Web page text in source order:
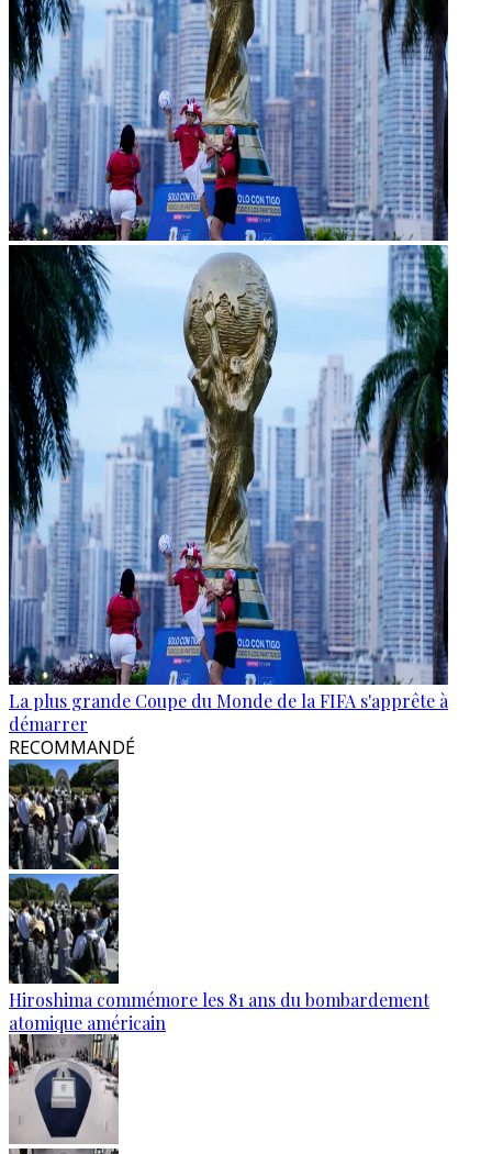
La plus grande Coupe du Monde de la FIFA s'apprête à
démarrer
RECOMMANDÉ
Hiroshima commémore les 81 ans du bombardement
atomique américain